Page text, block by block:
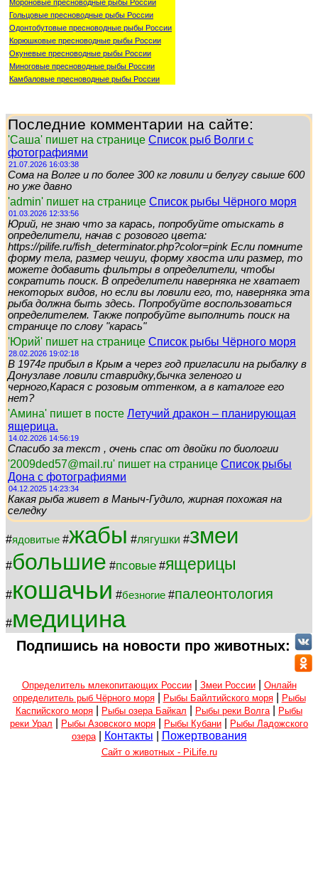
Мороновые пресноводные рыбы России
Гольцовые пресноводные рыбы России
Одонтобутовые пресноводные рыбы России
Корюшковые пресноводные рыбы России
Окуневые пресноводные рыбы России
Миноговые пресноводные рыбы России
Камбаловые пресноводные рыбы России
Последние комментарии на сайте:
'Саша' пишет на странице Список рыб Волги с
фотографиями
21.07.2026 16:03:38
Сома на Волге и по более 300 кг ловили и белугу свыше 600
но уже давно
'admin' пишет на странице Список рыбы Чёрного моря
01.03.2026 12:33:56
Юрий, не знаю что за карась, попробуйте отыскать в
определители, начав с розового цвета:
https://pilife.ru/fish_determinator.php?color=pink Если помните
форму тела, размер чешуи, форму хвоста или размер, то
можете добавить фильтры в определители, чтобы
сократить поиск. В определители наверняка не хватает
некоторых видов, но если вы ловили его, то, наверняка эта
рыба должна быть здесь. Попробуйте воспользоваться
определителем. Также попробуйте выполнить поиск на
странице по слову "карась"
'Юрий' пишет на странице Список рыбы Чёрного моря
28.02.2026 19:02:18
В 1974г прибыл в Крым а через год пригласили на рыбалку в
Донузлаве ловили ставридку,бычка зеленого и
черного,Карася с розовым оттенком, а в каталоге его
нет?
'Амина' пишет в посте Летучий дракон – планирующая
ящерица.
14.02.2026 14:56:19
Спасибо за текст , очень спас от двойки по биологии
'2009ded57@mail.ru' пишет на странице Список рыбы
Дона с фотографиями
04.12.2025 14:23:34
Какая рыба живет в Маныч-Гудило, жирная похожая на
селедку
#ядовитые #жабы #лягушки #змеи
#большие #псовые #ящерицы
#кошачьи #безногие #палеонтология
#медицина
Подпишись на новости про животных:
Определитель млекопитающих России| Змеи России| Онлайн
определитель рыб Чёрного моря| Рыбы Байлтийского моря|
Рыбы
Каспийского моря
Рыбы озера Байкал Рыбы реки Волга
Рыбы
реки Урал
Рыбы Азовского моря Рыбы Кубани
Рыбы Ладожского
озера| Контакты Пожертвования
Сайт о животных - PiLife.ru